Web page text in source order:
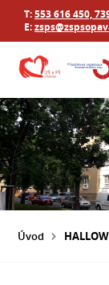
T:553 616 450,
E:
Úvod